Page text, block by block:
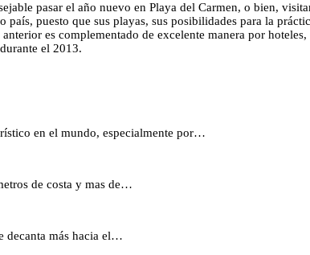
pasar el año nuevo en Playa del Carmen, o bien,
país, puesto que sus playas, sus posibilidades para la
es complementado de excelente manera por
el 2013.
en el mundo, especialmente por…
de costa y mas de…
decanta más hacia el…